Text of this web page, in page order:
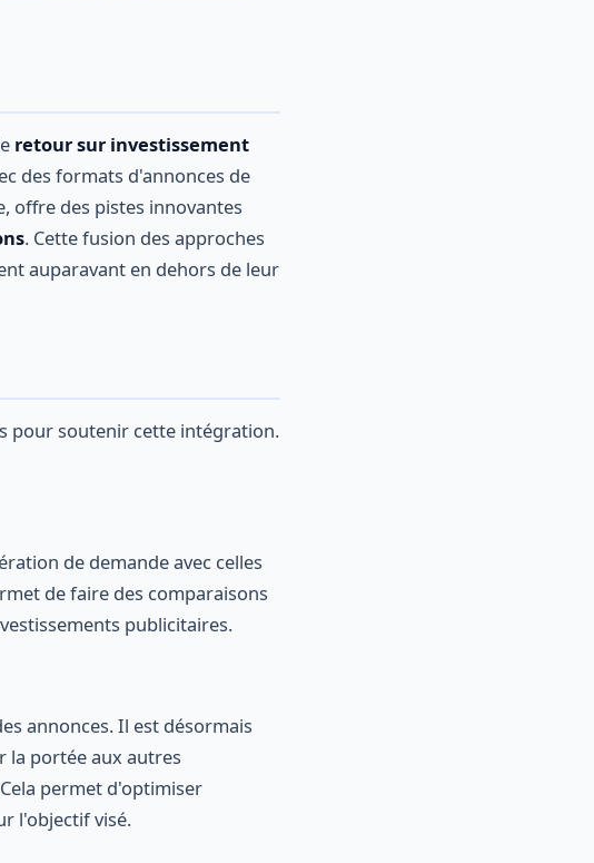
retour sur investissement
des formats d'annonces de
offre des pistes innovantes
. Cette fusion des approches
auparavant en dehors de leur
pour soutenir cette intégration.
de demande avec celles
de faire des comparaisons
publicitaires.
annonces. Il est désormais
la portée aux autres
permet d'optimiser
l'objectif visé.